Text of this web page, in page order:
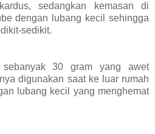
sedangkan kemasan di
dengan lubang kecil sehingga
sedikit.
30 gram yang awet
digunakan saat ke luar rumah
lubang kecil yang menghemat